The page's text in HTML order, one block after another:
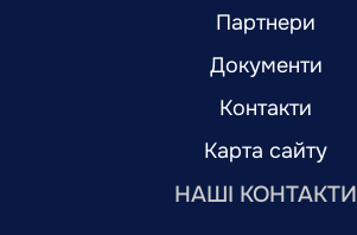
Партнери
Документи
Контакти
Карта сайту
НАШІ КОНТАКТИ